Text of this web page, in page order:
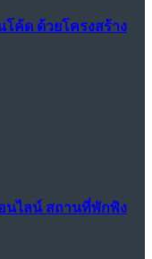
ค้ด ด้วยโครงสร้าง
อนไลน์ สถานที่พักพิง